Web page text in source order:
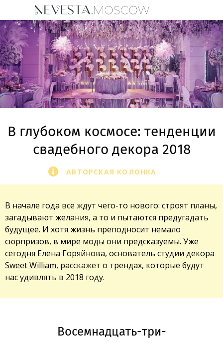
В глубоком космосе: тенденции
свадебного декора 2018
АВТОРСКАЯ КОЛОНКА
В начале года все ждут чего-то нового: строят планы,
загадывают желания, а то и пытаются предугадать
будущее. И хотя жизнь преподносит немало
сюрпризов, в мире моды они предсказуемы. Уже
сегодня Елена Горяйнова, основатель студии декора
Sweet William, расскажет о трендах, которые будут
нас удивлять в 2018 году.
Восемнадцать-три-